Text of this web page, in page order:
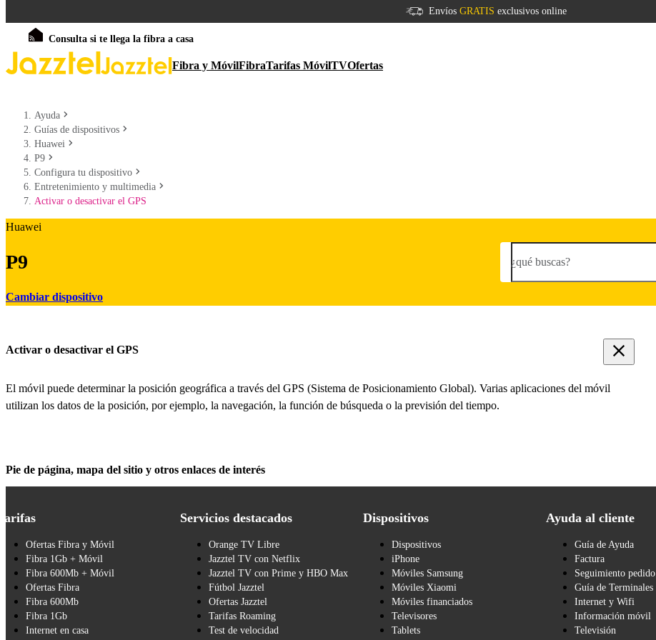
Envíos GRATIS exclusivos online
Consulta si te llega la fibra a casa
Fibra y MóvilFibraTarifas MóvilTVOfertas
Ayuda
Guías de dispositivos
Huawei
P9
Configura tu dispositivo
Entretenimiento y multimedia
Activar o desactivar el GPS
Huawei
P9
Cambiar dispositivo
¿qué buscas?
Activar o desactivar el GPS
El móvil puede determinar la posición geográfica a través del GPS (Sistema de Posicionamiento Global). Varias aplicaciones del móvil
utilizan los datos de la posición, por ejemplo, la navegación, la función de búsqueda o la previsión del tiempo.
Pie de página, mapa del sitio y otros enlaces de interés
Ofertas Fibra y Móvil
Fibra 1Gb + Móvil
Fibra 600Mb + Móvil
Ofertas Fibra
Fibra 600Mb
Fibra 1Gb
Internet en casa
Servicios destacados
Orange TV Libre
Jazztel TV con Netflix
Jazztel TV con Prime y HBO Max
Fútbol Jazztel
Ofertas Jazztel
Tarifas Roaming
Test de velocidad
Dispositivos
Dispositivos
iPhone
Móviles Samsung
Móviles Xiaomi
Móviles financiados
Televisores
Tablets
Ayuda al cliente
Guía de Ayuda
Factura
Seguimiento pedido
Guía de Terminales
Internet y Wifi
Información móvil
Televisión